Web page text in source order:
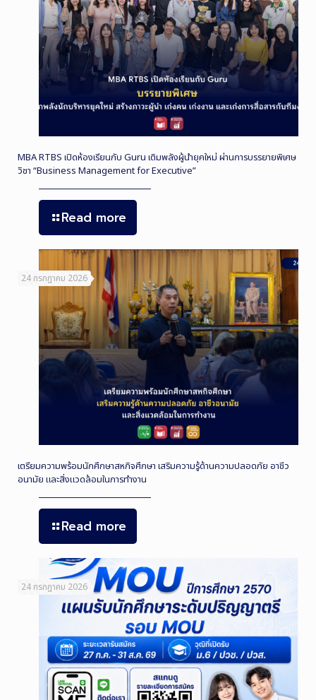
MBA RTBS เปิดห้องเรียนกับ Guru เติมพลังผู้นำยุคใหม่ ผ่านการบรรยายพิเศษ
วิชา “Business Management for Executive”
Read more
24 กรกฎาคม 2026
เตรียมความพร้อมนักศึกษาสหกิจศึกษา เสริมความรู้ด้านความปลอดภัย อาชีว
อนามัย และสิ่งแวดล้อมในการทำงาน
Read more
24 กรกฎาคม 2026